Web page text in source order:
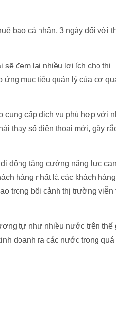
bao cá nhân, 3 ngày đối với
sẽ đem lại nhiều lợi ích cho thị
ứng mục tiêu quản lý của cơ
cung cấp dịch vụ phù hợp với
thay số điện thoại mới, gây
động tăng cường năng lực
hàng nhất là các khách
trong bối cảnh thị trường viễn
tự như nhiều nước trên thế
doanh ra các nước trong quá